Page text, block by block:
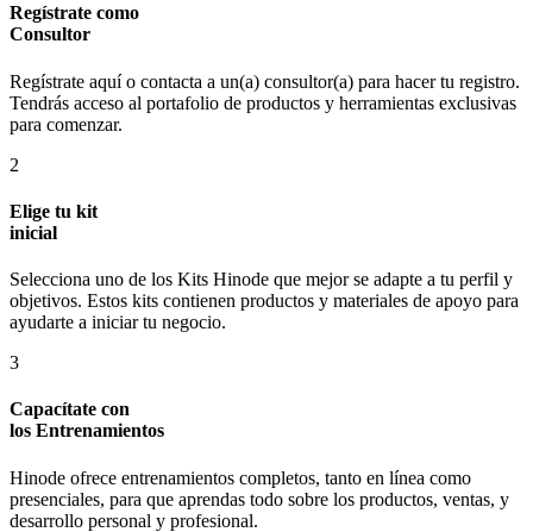
Regístrate como
Consultor
Regístrate aquí o contacta a un(a) consultor(a) para hacer tu registro.
Tendrás acceso al portafolio de productos y herramientas exclusivas
para comenzar.
2
Elige tu kit
inicial
Selecciona uno de los Kits Hinode que mejor se adapte a tu perfil y
objetivos. Estos kits contienen productos y materiales de apoyo para
ayudarte a iniciar tu negocio.
3
Capacítate con
los Entrenamientos
Hinode ofrece entrenamientos completos, tanto en línea como
presenciales, para que aprendas todo sobre los productos, ventas, y
desarrollo personal y profesional.